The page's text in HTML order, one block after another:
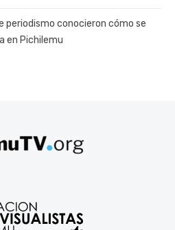
periodismo conocieron cómo se
en Pichilemu